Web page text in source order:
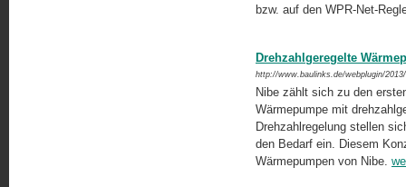
bzw. auf den WPR-Net-
Drehzahlgeregelte
http://www.baulinks.de/webplugin/
Nibe zählt sich zu den
Wärmepumpe mit
Drehzahlregelung stellen
den Bedarf ein. Diesem
Wärmepumpen von Nibe.